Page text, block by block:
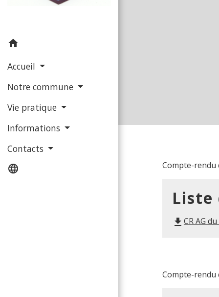
home
Accueil
Notre commune
Vie pratique
Informations
Contacts
language
Compte-rendu
Liste
file_download CR AG
Compte-rendu